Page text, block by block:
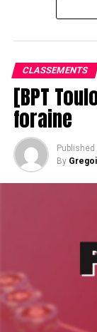
CLASSEMENTS
[BPT
foraine
Published
By